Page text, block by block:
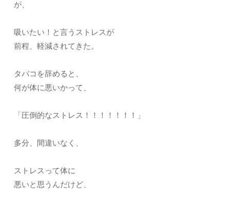
が、
吸いたい！と言うストレスが
前程、軽減されてきた。
タバコを辞めると、
何が体に悪いかって、
「圧倒的なストレス！！！！！！！」
多分、間違いなく、
ストレスって体に
悪いと思うんだけど、